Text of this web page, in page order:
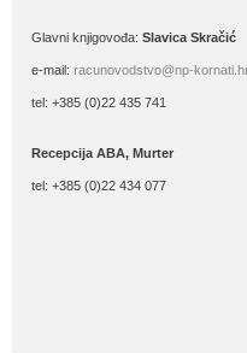
Glavni knjigovođa: Slavica Skračić
e-mail: racunovodstvo@np-
tel: +385 (0)22 435 741
Recepcija ABA, Murter
tel: +385 (0)22 434 077